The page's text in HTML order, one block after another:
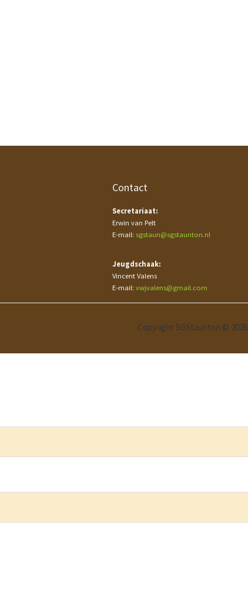
Contact
Secretariaat:
Erwin van Pelt
E-mail: sgstaun@sgstaunton.nl
Jeugdschaak:
Vincent Valens
E-mail: vwjvalens@gmail.com
Copyright SGStaunton © 2026